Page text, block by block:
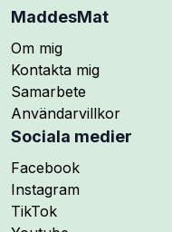
MaddesMat
Om mig
Kontakta mig
Samarbete
Användarvillkor
Sociala medier
Följ mig på
Facebook
Följ mig på
Instagram
Följ mig på
TikTok